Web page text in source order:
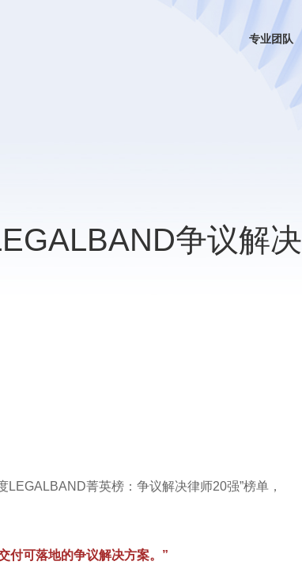
专业团队
争议解决
菁英榜：争议解决律师20强”榜单，
付可落地的争议解决方案。”